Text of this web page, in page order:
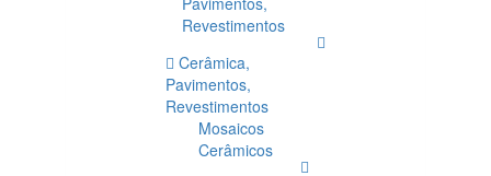
Revestimentos
Cerâmica,
Pavimentos,
Revestimentos
Mosaicos
Cerâmicos